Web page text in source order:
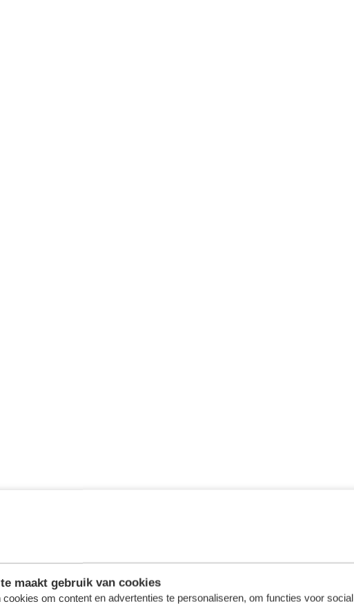
maakt gebruik van cookies
cookies om content en advertenties te personaliseren, om functies voor social